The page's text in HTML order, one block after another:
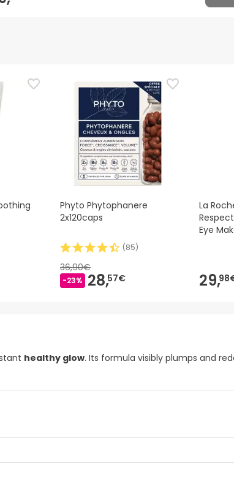
Phyto Phytophanere
2x120caps
(85)
36,90€
-23% 28,57€
La
Eye
29,
healthy glow. Its formula visibly plumps and